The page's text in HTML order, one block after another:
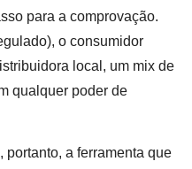
para a comprovação.
o consumidor
local, um mix de
qualquer poder de
portanto, a ferramenta que